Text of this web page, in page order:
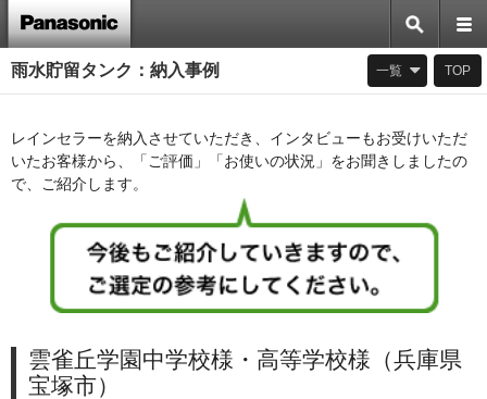
雨水貯留タンク：納入事例 一覧 TOP
レインセラーを納入させていただき、インタビューもお受けいただ
いたお客様から、「ご評価」「お使いの状況」をお聞きしましたの
で、ご紹介します。
雲雀丘学園中学校様・高等学校様（兵庫県
宝塚市）